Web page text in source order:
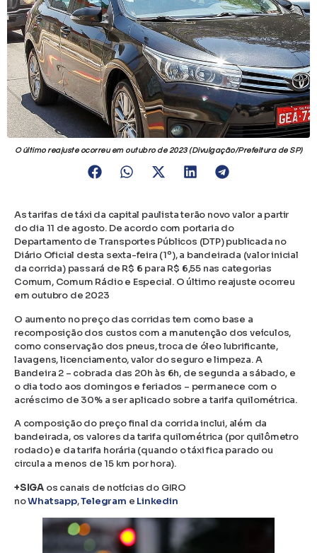
O último reajuste ocorreu em outubro de 2023 (Divulgação/Prefeitura de SP)
As tarifas de táxi da capital paulista terão novo valor a partir
do dia 11 de agosto. De acordo com portaria do
Departamento de Transportes Públicos (DTP) publicada no
Diário Oficial desta sexta-feira (1º), a bandeirada (valor inicial
da corrida) passará de R$ 6 para R$ 6,55 nas categorias
Comum, Comum Rádio e Especial. O último reajuste ocorreu
em outubro de 2023
O aumento no preço das corridas tem como base a
recomposição dos custos com a manutenção dos veículos,
como conservação dos pneus, troca de óleo lubrificante,
lavagens, licenciamento, valor do seguro e limpeza. A
Bandeira 2 – cobrada das 20h às 6h, de segunda a sábado, e
o dia todo aos domingos e feriados – permanece com o
acréscimo de 30% a ser aplicado sobre a tarifa quilométrica.
A composição do preço final da corrida inclui, além da
bandeirada, os valores da tarifa quilométrica (por quilômetro
rodado) e da tarifa horária (quando o táxi fica parado ou
circula a menos de 15 km por hora).
+SIGA os canais de notícias do GIRO
noWhatsapp,Telegram e Linkedin